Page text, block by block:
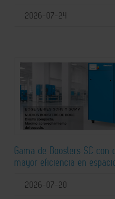
2026-07-24
Gama de Boosters SC
mayor eficiencia en
2026-07-20